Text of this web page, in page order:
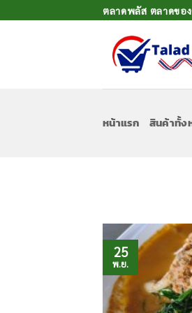
ตลาดพลัส ตลาดขอ
หน้าแรก สินค้าทั้ง
25
พ.ย.